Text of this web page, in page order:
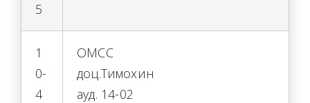
5
1
0-
4
ОМСС
доц.Тимохин
ауд. 14-02